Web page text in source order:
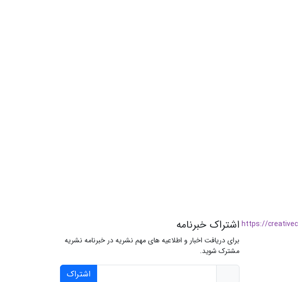
https:// اشتراک خبرنامه
برای دریافت اخبار و اطلاعیه های مهم نشریه در خبرنامه نشریه
مشترک شوید.
اشتراک